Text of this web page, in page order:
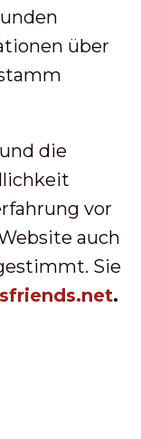
über
die
vor
auch
Sie
.